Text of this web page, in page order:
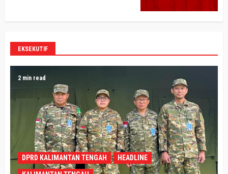
EKSEKUTIF
2 min read
DPRD KALIMANTAN TENGAH HEADLINE